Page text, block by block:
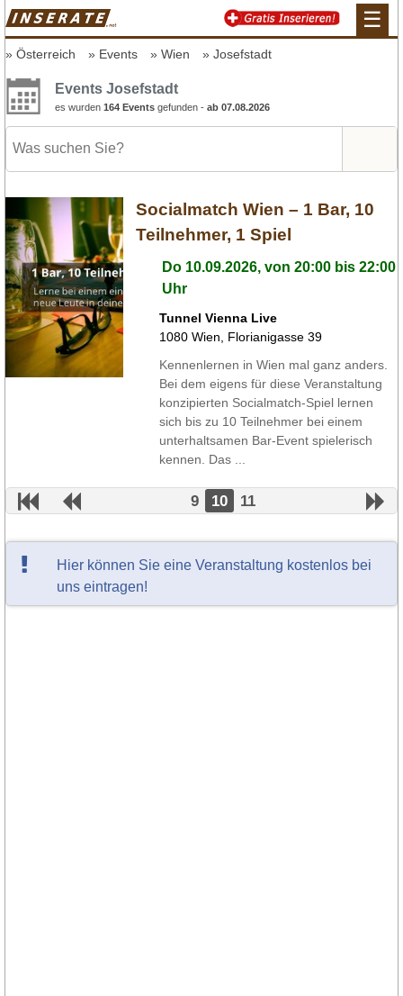
☰
Österreich Events Wien Josefstadt
Events Josefstadt
es wurden 164 Events gefunden - ab 07.08.2026
Socialmatch Wien – 1 Bar, 10
Teilnehmer, 1 Spiel
Do 10.09.2026, von 20:00 bis 22:00
Uhr
Tunnel Vienna Live
1080 Wien
Florianigasse 39
Kennenlernen in Wien mal ganz anders.
Bei dem eigens für diese Veranstaltung
konzipierten Socialmatch-Spiel lernen
sich bis zu 10 Teilnehmer bei einem
unterhaltsamen Bar-Event spielerisch
kennen. Das ...
9 10 11
Hier können Sie eine Veranstaltung kostenlos bei
uns eintragen!